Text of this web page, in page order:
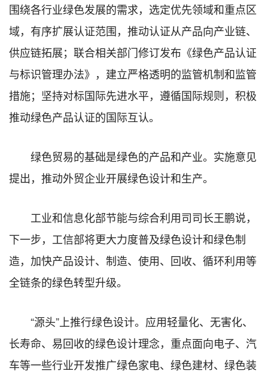
围绕各行业绿色发展的需求，选定优先领域和重点区
域，有序扩展认证范围，推动认证从产品向产业链、
供应链拓展；联合相关部门修订发布《绿色产品认证
与标识管理办法》，建立严格透明的监管机制和监管
措施；坚持对标国际先进水平，遵循国际规则，积极
推动绿色产品认证的国际互认。
绿色贸易的基础是绿色的产品和产业。实施意见
提出，推动外贸企业开展绿色设计和生产。
工业和信息化部节能与综合利用司司长王鹏说，
下一步，工信部将更大力度普及绿色设计和绿色制
造，加快产品设计、制造、使用、回收、循环利用等
全链条的绿色转型升级。
“源头”上推行绿色设计。应用轻量化、无害化、
长寿命、易回收的绿色设计理念，重点面向电子、汽
车等一些行业开发推广绿色家电、绿色建材、绿色装